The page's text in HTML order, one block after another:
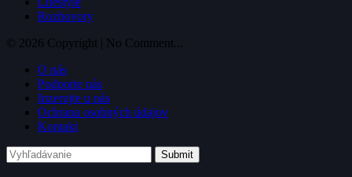
Rozhovory
© 2026 Copyright | No Comment...
O nás
Podporte nás
Inzerujte u nás
Ochrana osobných údajov
Kontakt
Submit